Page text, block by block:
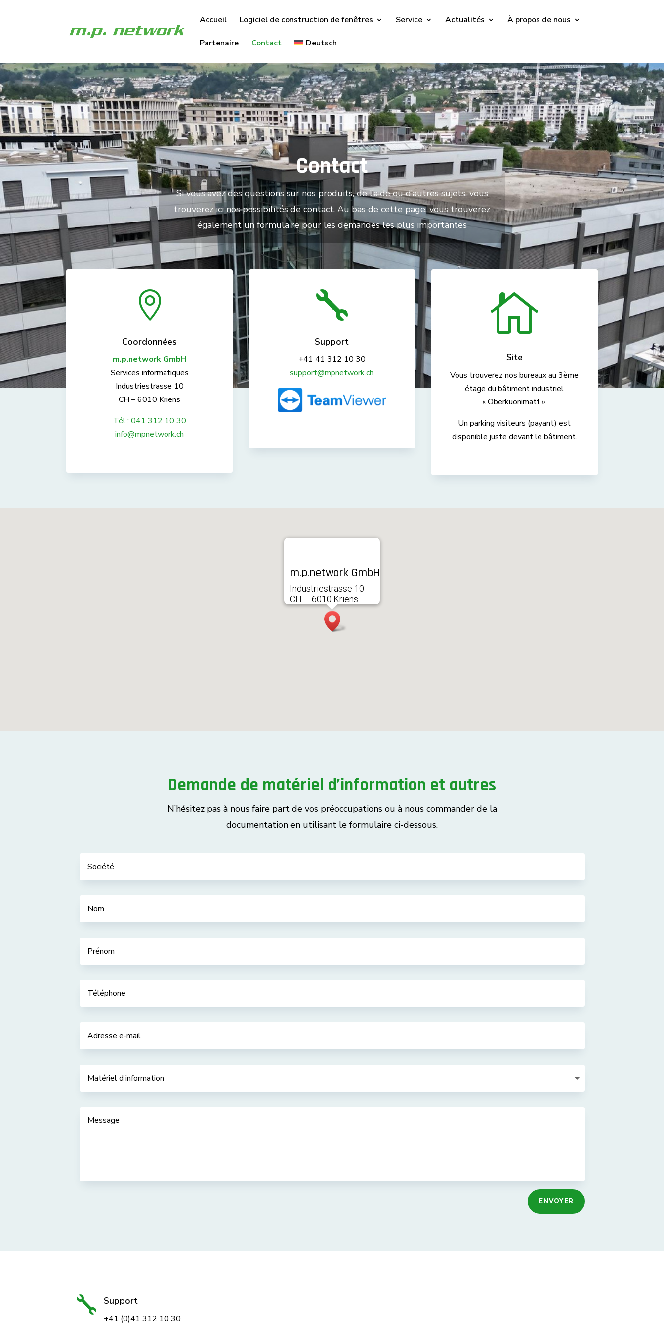
Accueil Logiciel de construction de fenêtres Service Actualités À propos de nous
Partenaire Contact Deutsch
Contact
Si vous avez des questions sur nos produits, de l’aide ou d’autres sujets, vous
trouverez ici nos possibilités de contact. Au bas de cette page, vous trouverez
également un formulaire pour les demandes les plus importantes

Coordonnées
m.p.network GmbH
Services informatiques
Industriestrasse 10
CH – 6010 Kriens
Tél : 041 312 10 30
info@mpnetwork.ch

Support
+41 41 312 10 30
support@mpnetwork.ch

Site
Vous trouverez nos bureaux au 3ème
étage du bâtiment industriel
« Oberkuonimatt ».
Un parking visiteurs (payant) est
disponible juste devant le bâtiment.
m.p.network GmbH
Industriestrasse 10
CH – 6010 Kriens
Demande de matériel d’information et autres
N’hésitez pas à nous faire part de vos préoccupations ou à nous commander de la
documentation en utilisant le formulaire ci-dessous.
ENVOYER
 Support
+41 (0)41 312 10 30